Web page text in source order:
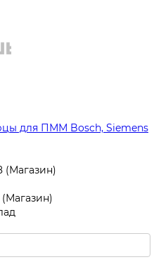
для ПММ Bosch, Siemens
(Магазин)